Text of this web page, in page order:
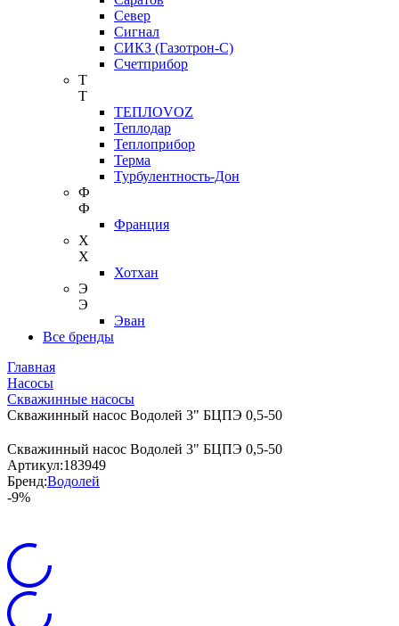
Север
Сигнал
СИКЗ (Газотрон-С)
Счетприбор
Т
Т
ТЕПЛОVOZ
Теплодар
Теплоприбор
Терма
Турбулентность-Дон
Ф
Ф
Франция
Х
Х
Хотхан
Э
Э
Эван
Все бренды
Главная
Насосы
Скважинные насосы
Скважинный насос Водолей 3" БЦПЭ 0,5-50
Скважинный насос Водолей 3" БЦПЭ 0,5-50
Артикул:183949
Бренд:Водолей
-9%